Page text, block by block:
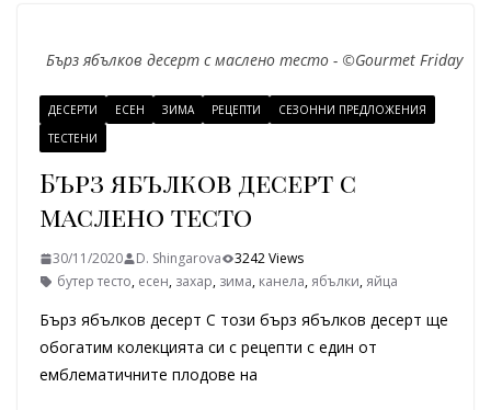
Бърз ябълков десерт с маслено тесто - ©Gourmet Friday
ДЕСЕРТИ ЕСЕН ЗИМА РЕЦЕПТИ
СЕЗОННИ ПРЕДЛОЖЕНИЯ
ТЕСТЕНИ
Бърз ябълков десерт с
маслено тесто
30/11/2020 D. Shingarova
3242 Views
бутер тесто, есен, захар, зима, канела, ябълки, яйца
Бърз ябълков десерт С този бърз ябълков десерт ще
обогатим колекцията си с рецепти с един от
емблематичните плодове на